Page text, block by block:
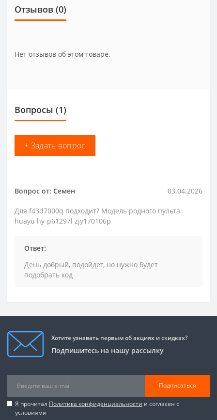
Отзывов (0)
Нет отзывов об этом товаре.
Вопросы (1)
+ Задать вопрос
Вопрос от: Семен 03.04.2026
Для f43d7000q подходит? Модель родного пульта:
huayu hy-p61297l zjy170106p
Ответ:
День добрый, подойдет, но нужно будет
подобрать код
Хотите узнавать первым об акциях и скидках?
Подпишитесь на нашу рассылку
Подписаться
Я прочитал Политика конфиденциальности и согласен с
условиями